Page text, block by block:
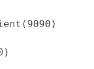
9090 )
)